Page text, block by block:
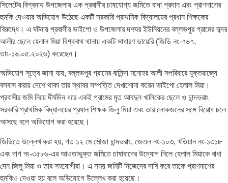
সিলেটের বিশ্বনাথ উপজেলায় এক প্রবাসীর চাষযোগ্য জমিতে বাধা প্রদান এবং প্রাণনাশের
হুমকি দেওয়ার অভিযোগ উঠেছে একটি সরকারি প্রাথমিক বিদ্যালয়ের প্রধান শিক্ষকের
বিরুদ্ধে। এ ঘটনায় প্রবাসীর ভাইপো ও উপজেলার দশঘর ইউনিয়নের বল্লভপুর গ্রামের সব্দর
আলীর ছেলে হেলাল মিয়া বিশ্বনাথ থানায় একটি সাধারণ ডায়েরি (জিডি নং-৭৬৭,
তাং-১৬.০৫.২০২৬) করেছেন।
অভিযোগ সূত্রে জানা যায়, বল্লভপুর গ্রামের বাসিন্দা মনোহর আলী সপরিবারে যুক্তরাজ্যে
বসবাস করায় দেশে থাকা তার স্থাবর সম্পত্তি দেখাশোনা করেন ভাইপো হেলাল মিয়া।
প্রবাসীর জমি নিয়ে দীর্ঘদিন ধরে একই গ্রামের মৃত আবদুল খালিকের ছেলে ও চান্দভরাং
সরকারি প্রাথমিক বিদ্যালয়ের প্রধান শিক্ষক জিলু মিয়া এবং তার লোকজনের সঙ্গে বিরোধ চলে
আসছে বলে অভিযোগ করা হয়েছে।
জিডিতে উল্লেখ করা হয়, গত ১২ মে মৌজা চান্দভরাং, জেএল নং-১০৩, খতিয়ান নং-১৩১৮
এবং দাগ নং-৩৫৮৬-এর আওতাভুক্ত জমিতে চাষাবাদের উদ্যোগ নিলে হেলাল মিয়াকে বাধা
দেন জিলু মিয়া ও তার সহযোগীরা। এ সময় জমিটি নিজেদের দাবি করে তাকে প্রাণনাশের
হুমকিও দেওয়া হয় বলে অভিযোগে উল্লেখ করা হয়েছে।